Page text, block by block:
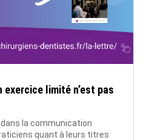
exercice limité n’est pas
la communication
quant à leurs titres